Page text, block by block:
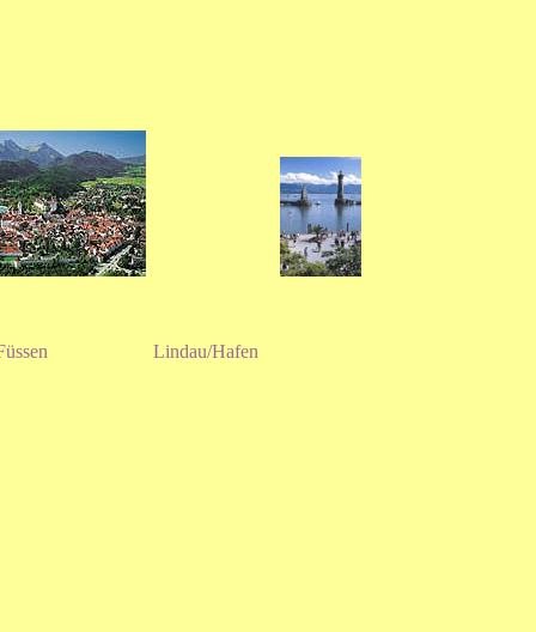
Lindau/Hafen